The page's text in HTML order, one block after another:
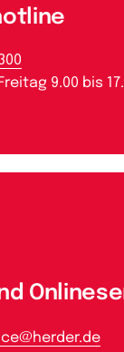
9.00 bis